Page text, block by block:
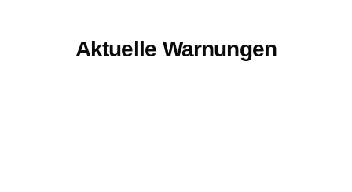
Aktuelle Warnungen